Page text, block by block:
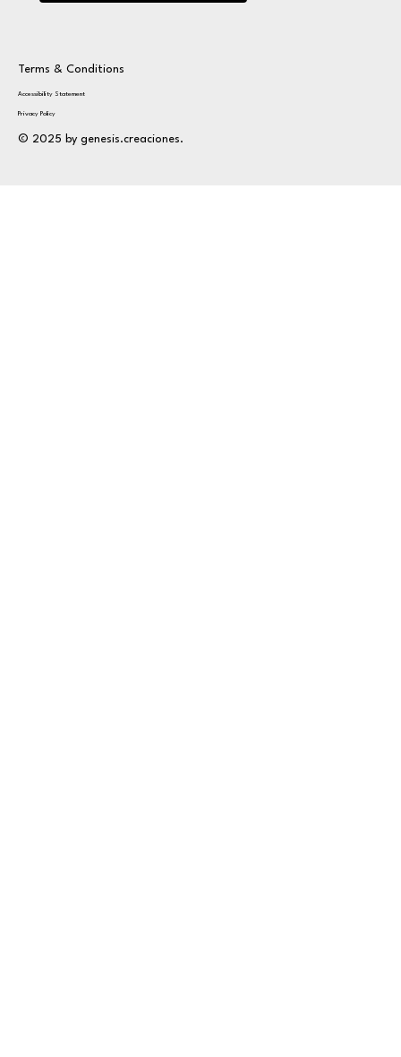
Terms & Conditions
Privacy Policy
Accessibility Statement
© 2025 by genesis.creaciones.